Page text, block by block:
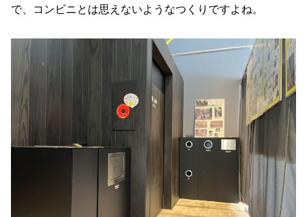
で、コンビニとは思えないようなつくりですよね。